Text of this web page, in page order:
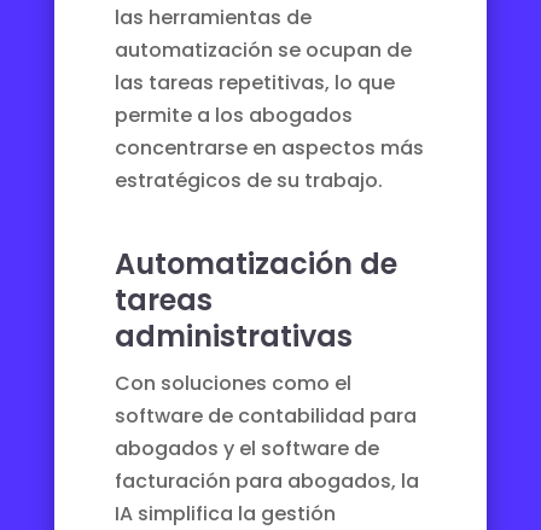
las herramientas de
automatización se ocupan de
las tareas repetitivas, lo que
permite a los abogados
concentrarse en aspectos más
estratégicos de su trabajo.
Automatización de
tareas
administrativas
Con soluciones como el
software de contabilidad para
abogados y el software de
facturación para abogados, la
IA simplifica la gestión